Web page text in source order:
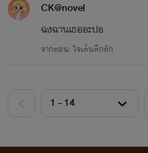
CK@novel
ฉงฉานเธออะปอ
จากตอน: ใจเต้นตึกตัก